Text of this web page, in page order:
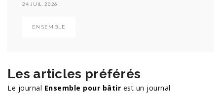
24 JUIL. 2026
ENSEMBLE
Les articles préférés
Le journal Ensemble pour bâtir est un journal